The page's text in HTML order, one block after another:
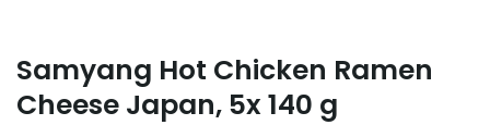
Samyang Hot Chicken Ramen
Cheese Japan, 5x 140 g